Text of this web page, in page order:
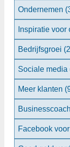
Ondernemen
Inspiratie
Bedrijfsgroei
Sociale media
Meer klanten
Businesscoach
Facebook